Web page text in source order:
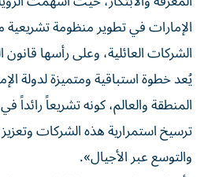
الإمارات في تطوير منظومة
الشركات العائلية، وعلى رأسها قانون
يُعد خطوة استباقية ومتميزة لدولة
المنطقة والعالم، كونه تشريعاً
ترسيخ استمرارية هذه الشركات
والتوسع عبر الأجيال».